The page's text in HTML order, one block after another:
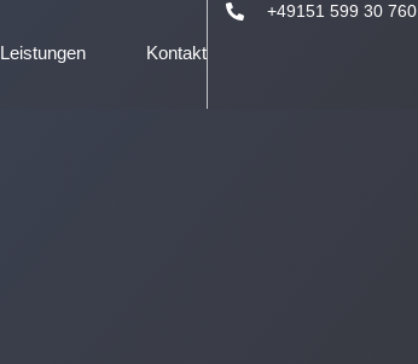
Leistungen Kontakt
+49151 599 30 760